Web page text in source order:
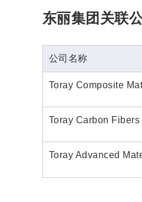
东丽集团关联
公司名称
Toray Composite
Toray Carbon
Toray Advanced